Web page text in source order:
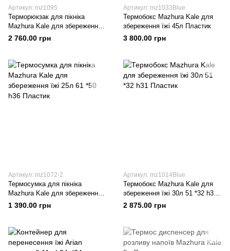
Артикул: mz1095
Терморюкзак для пікніка
Mazhura Kale для збереження
їжі 30л 48 *47 h75 Пластик
2 760.00 грн
Артикул: mz1033Blue
Термобокс Mazhura Kale для
збереження їжі 45л Пластик
3 800.00 грн
Артикул: mz1072-2
Термосумка для пікніка
Mazhura Kale для збереження
їжі 25л 61 *50 h36 Пластик
1 390.00 грн
Артикул: mz1014Blue
Термобокс Mazhura Kale для
збереження їжі 30л 51 *32 h31
Пластик
2 875.00 грн